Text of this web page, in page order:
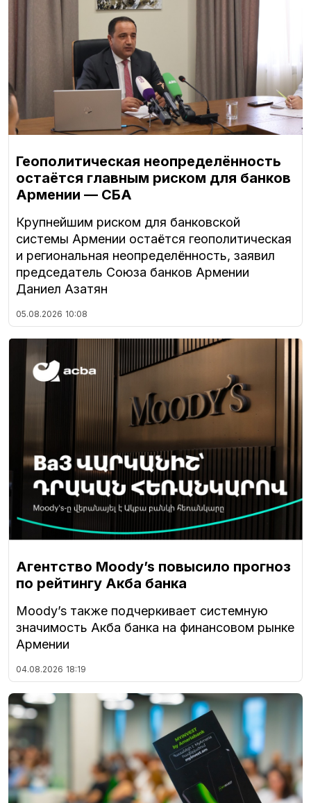
Геополитическая неопределённость
остаётся главным риском для банков
Армении — СБА
Крупнейшим риском для банковской
системы Армении остаётся геополитическая
и региональная неопределённость, заявил
председатель Союза банков Армении
Даниел Азатян
05.08.2026 10:08
Агентство Moody’s повысило прогноз
по рейтингу Акба банка
Moody’s также подчеркивает системную
значимость Акба банка на финансовом рынке
Армении
04.08.2026 18:19